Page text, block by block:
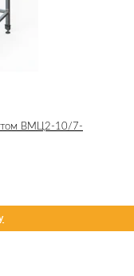
ВМЦ2-10/7-